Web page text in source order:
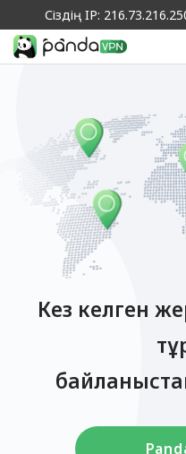
Сіздің IP:
Кез келген